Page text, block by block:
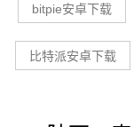
bitpie安卓下载
比特派安卓下载